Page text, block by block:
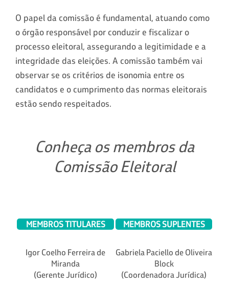
O papel da comissão é fundamental, atuando como
o órgão responsável por conduzir e fiscalizar o
processo eleitoral, assegurando a legitimidade e a
integridade das eleições. A comissão também vai
observar se os critérios de isonomia entre os
candidatos e o cumprimento das normas eleitorais
estão sendo respeitados.
Conheça os membros da
Comissão Eleitoral
MEMBROS TITULARES MEMBROS SUPLENTES
Igor Coelho Ferreira de
Miranda
(Gerente Jurídico)
Gabriela Paciello de Oliveira
Block
(Coordenadora Jurídica)